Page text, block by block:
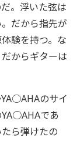
。浮いた弦は
だから指先が
験を持つ。な
からギターは
のサイ
であ
ら弾けたの